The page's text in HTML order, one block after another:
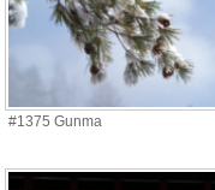
#1375 Gunma